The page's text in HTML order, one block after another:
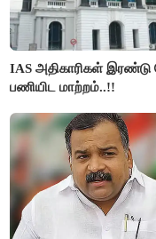
IAS அதிகாரிகள் இரண்டு
பணியிட மாற்றம்..!!